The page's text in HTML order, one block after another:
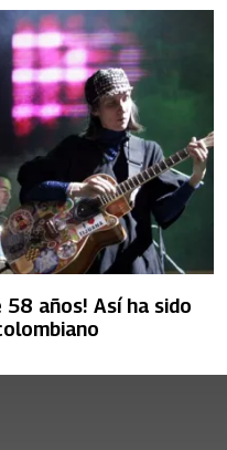
58 años! Así ha sido